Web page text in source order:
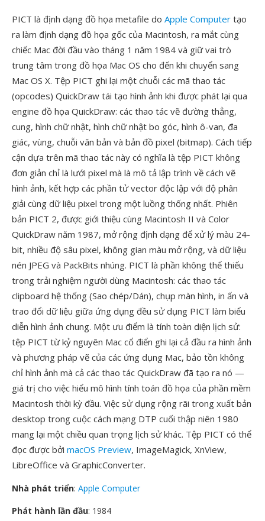
PICT là định dạng đồ họa metafile do Apple Computer tạo
ra làm định dạng đồ họa gốc của Macintosh, ra mắt cùng
chiếc Mac đời đầu vào tháng 1 năm 1984 và giữ vai trò
trung tâm trong đồ họa Mac OS cho đến khi chuyển sang
Mac OS X. Tệp PICT ghi lại một chuỗi các mã thao tác
(opcodes) QuickDraw tái tạo hình ảnh khi được phát lại qua
engine đồ họa QuickDraw: các thao tác vẽ đường thẳng,
cung, hình chữ nhật, hình chữ nhật bo góc, hình ô-van, đa
giác, vùng, chuỗi văn bản và bản đồ pixel (bitmap). Cách tiếp
cận dựa trên mã thao tác này có nghĩa là tệp PICT không
đơn giản chỉ là lưới pixel mà là mô tả lập trình về cách vẽ
hình ảnh, kết hợp các phần tử vector độc lập với độ phân
giải cùng dữ liệu pixel trong một luồng thống nhất. Phiên
bản PICT 2, được giới thiệu cùng Macintosh II và Color
QuickDraw năm 1987, mở rộng định dạng để xử lý màu 24-
bit, nhiều độ sâu pixel, không gian màu mở rộng, và dữ liệu
nén JPEG và PackBits nhúng. PICT là phần không thể thiếu
trong trải nghiệm người dùng Macintosh: các thao tác
clipboard hệ thống (Sao chép/Dán), chụp màn hình, in ấn và
trao đổi dữ liệu giữa ứng dụng đều sử dụng PICT làm biểu
diễn hình ảnh chung. Một ưu điểm là tính toàn diện lịch sử:
tệp PICT từ kỷ nguyên Mac cổ điển ghi lại cả đầu ra hình ảnh
và phương pháp vẽ của các ứng dụng Mac, bảo tồn không
chỉ hình ảnh mà cả các thao tác QuickDraw đã tạo ra nó —
giá trị cho việc hiểu mô hình tính toán đồ họa của phần mềm
Macintosh thời kỳ đầu. Việc sử dụng rộng rãi trong xuất bản
desktop trong cuộc cách mạng DTP cuối thập niên 1980
mang lại một chiều quan trọng lịch sử khác. Tệp PICT có thể
đọc được bởi macOS Preview, ImageMagick, XnView,
LibreOffice và GraphicConverter.
Nhà phát triển: Apple Computer
Phát hành lần đầu: 1984